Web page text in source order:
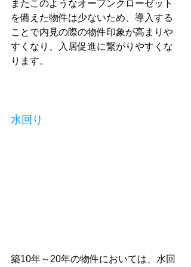
またこのようなオープンクローゼット
を備えた物件は少ないため、導入する
ことで内見の際の物件印象が高まりや
すくなり、入居促進に繋がりやすくな
ります。
水回り
築10年～20年の物件においては、水回